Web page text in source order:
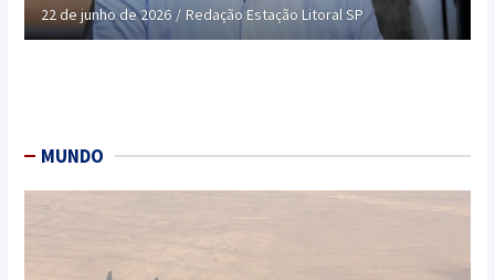
22 de junho de 2026 Redação Estação Litoral SP
MUNDO